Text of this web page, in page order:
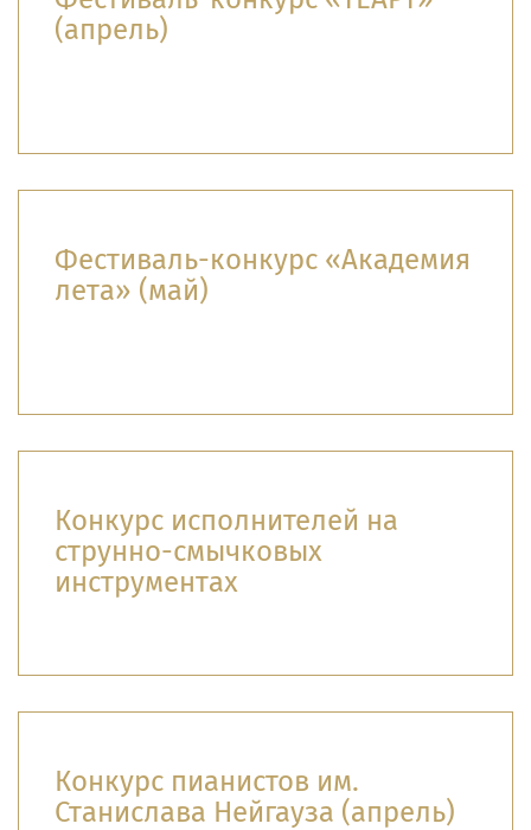
(апрель)
Фестиваль-конкурс «Академия
лета» (май)
Конкурс исполнителей на
струнно-смычковых
инструментах
Конкурс пианистов им.
Станислава Нейгауза (апрель)